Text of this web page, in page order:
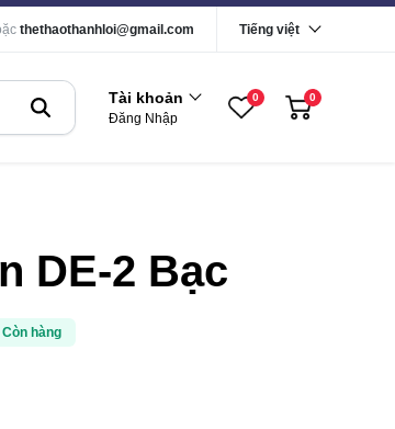
thethaothanhloi@gmail.com Tiếng việt
Tài khoản
Đăng Nhập
0 0
DE-2 Bạc
Còn hàng